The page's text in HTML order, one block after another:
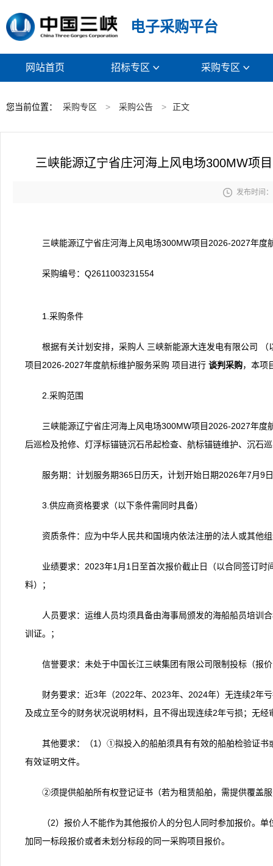
电子采购平台
网站首页 招标专区  采购专区 
您当前位置： 采购专区 > 采购公告 > 正文
三峡能源辽宁省庄河海上风电场300MW项
 发布时间
三峡能源辽宁省庄河海上风电场300MW项目2026-2027年度
采购编号：Q2611003231554
1.采购条件
根据有关计划安排，采购人 三峡新能源大连发电有限公司
项目2026-2027年度航标维护服务采购 项目进行 谈判采购，本项
2.采购范围
三峡能源辽宁省庄河海上风电场300MW项目2026-2027年
后巡检及抢修、灯浮标锚链沉石吊起检查、航标锚链维护、沉石
服务期：计划服务期365日历天，计划开始日期2026年7月9
3.供应商资格要求（以下条件需同时具备）
资质条件：应为中华人民共和国境内依法注册的法人或其他
业绩要求：2023年1月1日至首次报价截止日（以合同签订
料）；
人员要求：运维人员均须具备由海事局颁发的海船船员培训
训证。；
信誉要求：未处于中国长江三峡集团有限公司限制投标（报
财务要求：近3年（2022年、2023年、2024年）无连续2年
及成立至今的财务状况说明材料，且不得出现连续2年亏损；无
其他要求：（1）①拟投入的船舶须具有有效的船舶检验证
有效证明文件。
②须提供船舶所有权登记证书（若为租赁船舶，需提供覆盖
（2）报价人不能作为其他报价人的分包人同时参加报价。
加同一标段报价或者未划分标段的同一采购项目报价。